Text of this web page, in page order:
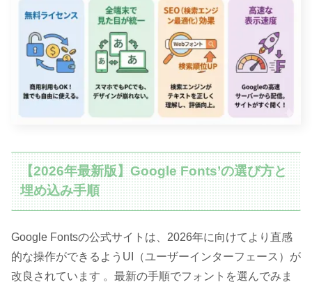
【2026年最新版】Google Fonts’の選び方と
埋め込み手順
Google Fontsの公式サイトは、2026年に向けてより直感
的な操作ができるようUI（ユーザーインターフェース）が
改良されています 。最新の手順でフォントを選んでみま